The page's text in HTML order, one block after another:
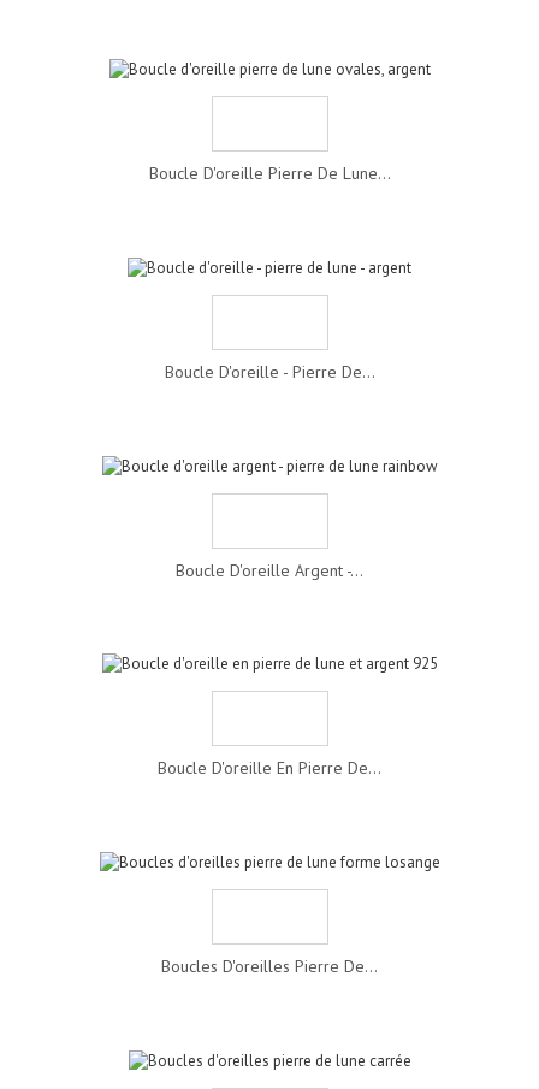
Boucle D'oreille Pierre De Lune...
Boucle D'oreille - Pierre De...
Boucle D'oreille Argent -...
Boucle D'oreille En Pierre De...
Boucles D'oreilles Pierre De...